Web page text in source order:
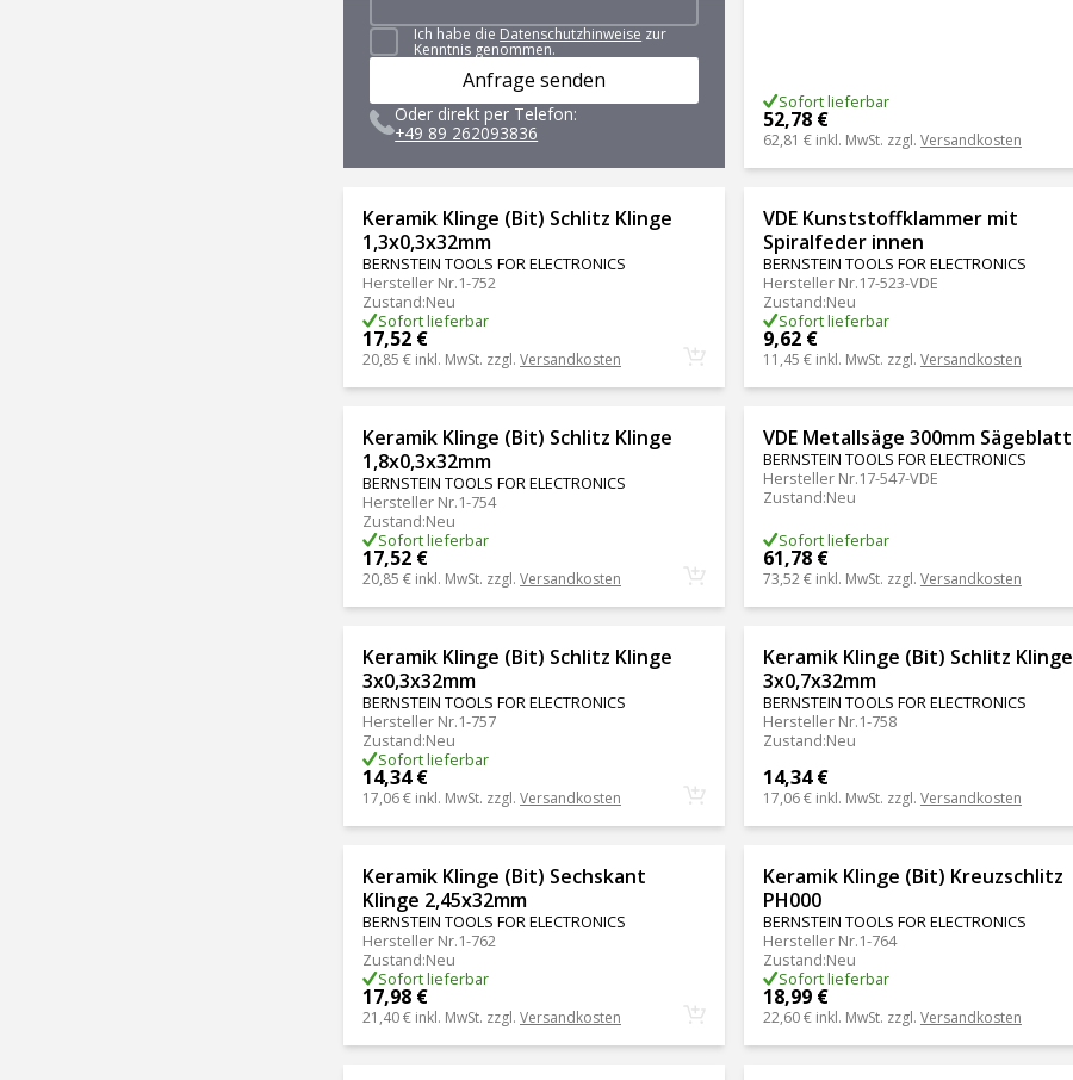
Ich habe die Datenschutzhinweise zur
Kenntnis genommen.
Anfrage senden
Oder direkt per Telefon:
+49 89 262093836
Sofort lieferbar
52,78 €
62,81 € inkl. MwSt. zzgl. Versandkosten
Keramik Klinge (Bit) Schlitz Klinge
1,3x0,3x32mm
BERNSTEIN TOOLS FOR ELECTRONICS
Hersteller Nr.1-752
Zustand:Neu
Sofort lieferbar
17,52 €
20,85 € inkl. MwSt. zzgl. Versandkosten
VDE Kunststoffklammer mit
Spiralfeder innen
BERNSTEIN TOOLS FOR ELECTRONICS
Hersteller Nr.17-523-VDE
Zustand:Neu
Sofort lieferbar
9,62 €
11,45 € inkl. MwSt. zzgl. Versandkosten
Keramik Klinge (Bit) Schlitz Klinge
1,8x0,3x32mm
BERNSTEIN TOOLS FOR ELECTRONICS
Hersteller Nr.1-754
Zustand:Neu
Sofort lieferbar
17,52 €
20,85 € inkl. MwSt. zzgl. Versandkosten
VDE Metallsäge 300mm Sägeblatt
BERNSTEIN TOOLS FOR ELECTRONICS
Hersteller Nr.17-547-VDE
Zustand:Neu
Sofort lieferbar
61,78 €
73,52 € inkl. MwSt. zzgl. Versandkosten
Keramik Klinge (Bit) Schlitz Klinge
3x0,3x32mm
BERNSTEIN TOOLS FOR ELECTRONICS
Hersteller Nr.1-757
Zustand:Neu
Sofort lieferbar
14,34 €
17,06 € inkl. MwSt. zzgl. Versandkosten
Keramik Klinge (Bit) Schlitz Klinge
3x0,7x32mm
BERNSTEIN TOOLS FOR ELECTRONICS
Hersteller Nr.1-758
Zustand:Neu
14,34 €
17,06 € inkl. MwSt. zzgl. Versandkosten
Keramik Klinge (Bit) Sechskant
Klinge 2,45x32mm
BERNSTEIN TOOLS FOR ELECTRONICS
Hersteller Nr.1-762
Zustand:Neu
Sofort lieferbar
17,98 €
21,40 € inkl. MwSt. zzgl. Versandkosten
Keramik Klinge (Bit) Kreuzschlitz
PH000
BERNSTEIN TOOLS FOR ELECTRONICS
Hersteller Nr.1-764
Zustand:Neu
Sofort lieferbar
18,99 €
22,60 € inkl. MwSt. zzgl. Versandkosten